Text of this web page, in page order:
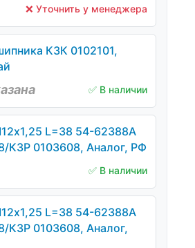
❌ Уточнить у менеджера
КЗК 0102101,
✅ В наличии
L=38 54-62388А
КЗР 0103608, Аналог, РФ
✅ В наличии
L=38 54-62388А
КЗР 0103608, Аналог,